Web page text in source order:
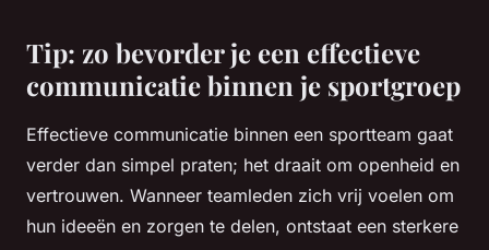
Tip: zo bevorder je een effectieve
communicatie binnen je sportgroep
Effectieve communicatie binnen een sportteam gaat
verder dan simpel praten; het draait om openheid en
vertrouwen. Wanneer teamleden zich vrij voelen om
hun ideeën en zorgen te delen, ontstaat een sterkere